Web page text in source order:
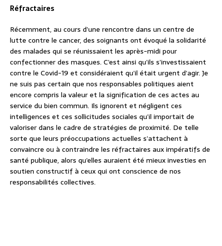
Réfractaires
Récemment, au cours d’une rencontre dans un centre de
lutte contre le cancer, des soignants ont évoqué la solidarité
des malades qui se réunissaient les après-midi pour
confectionner des masques. C’est ainsi qu’ils s’investissaient
contre le Covid-19 et considéraient qu’il était urgent d’agir. Je
ne suis pas certain que nos responsables politiques aient
encore compris la valeur et la signification de ces actes au
service du bien commun. Ils ignorent et négligent ces
intelligences et ces sollicitudes sociales qu’il importait de
valoriser dans le cadre de stratégies de proximité. De telle
sorte que leurs préoccupations actuelles s’attachent à
convaincre ou à contraindre les réfractaires aux impératifs de
santé publique, alors qu’elles auraient été mieux investies en
soutien constructif à ceux qui ont conscience de nos
responsabilités collectives.